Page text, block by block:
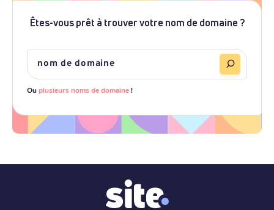
Êtes-vous prêt à trouver votre nom de domaine ?
Ouplusieurs noms de domaine!